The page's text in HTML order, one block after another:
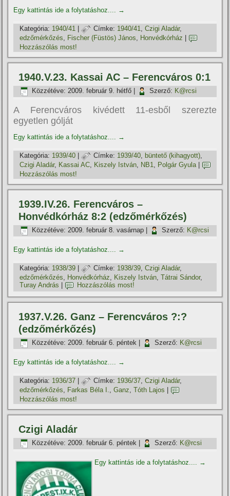
Egy kattintás ide a folytatáshoz....
→
Kategória: 1940/41 | Címke: 1940/41,Czigi Aladár,
edzőmérkőzés, Fischer (Füstös) János, Honvédkórház
Hozzászólás most!
1940.V.23. Kassai AC – Ferencváros 0:1
Közzétéve: 2009. február 9. hétfő Szerző: K@rcsi
A Ferencváros kivédett 11-esből szerezte
egyetlen gólját
Egy kattintás ide a folytatáshoz.... →
Kategória: 1939/40 | Címke: 1939/40, büntető (kihagyott),
Czigi Aladár, Kassai AC, Kiszely István, NB1, Polgár Gyula|
Hozzászólás most!
1939.IV.26. Ferencváros –
Honvédkórház 8:2 (edzőmérkőzés)
Közzétéve: 2009. február 8. vasárnap Szerző: K@rcsi
Egy kattintás ide a folytatáshoz.... →
Kategória: 1938/39 | Címke: 1938/39,Czigi Aladár,
edzőmérkőzés
Honvédkórház Kiszely István ,Tátrai Sándor,
Turay András
Hozzászólás most!
1937.V.26. Ganz – Ferencváros ?:?
(edzőmérkőzés)
Közzétéve: 2009. február 6. péntek Szerző: K@rcsi
Egy kattintás ide a folytatáshoz.... →
Kategória: 1936/37 | Címke: 1936/37,Czigi Aladár,
edzőmérkőzés, Farkas Béla I.,Ganz,Tóth Lajos
Hozzászólás most!
Czigi Aladár
Közzétéve: 2009. február 6. péntek Szerző: K@rcsi
Egy kattintás ide a folytatáshoz.... →